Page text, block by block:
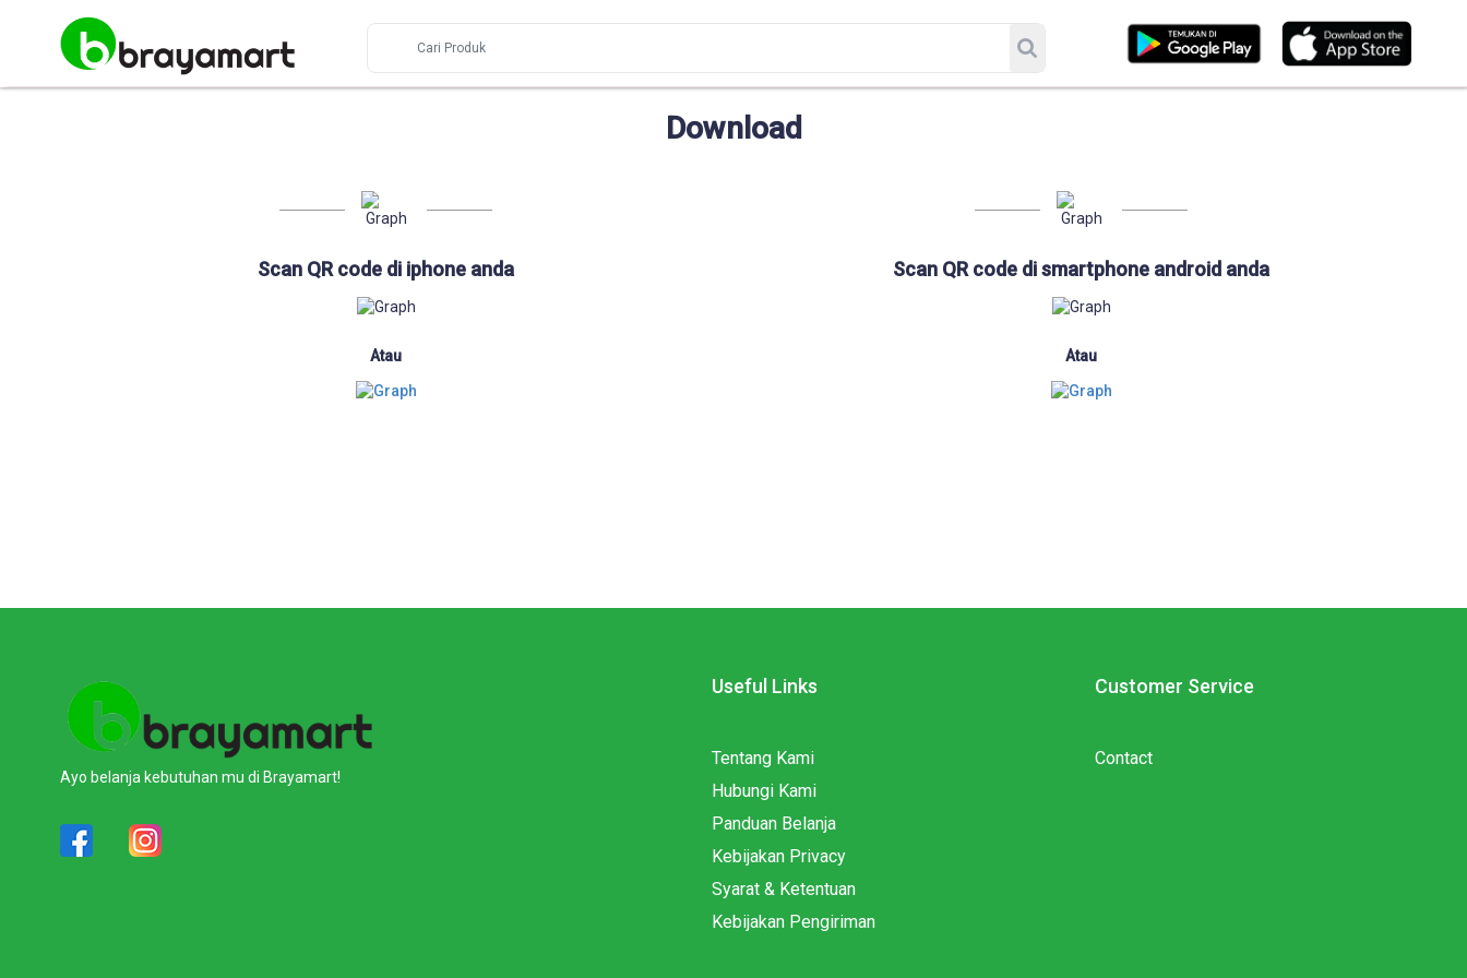
Download
Scan QR code di iphone anda
Atau
Scan QR code di smartphone android anda
Atau
Ayo belanja kebutuhan mu di Brayamart!
Useful Links
Tentang Kami
Hubungi Kami
Panduan Belanja
Kebijakan Privacy
Syarat & Ketentuan
Kebijakan Pengiriman
Customer Service
Contact